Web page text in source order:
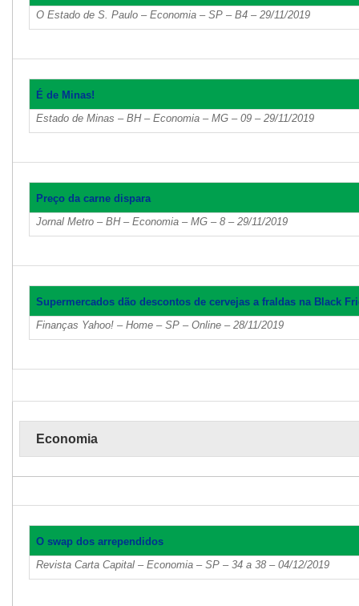
O Estado de S. Paulo – Economia – SP – B4 – 29/11/2019
É de Minas!
Estado de Minas – BH – Economia – MG – 09 – 29/11/2019
Preço da carne dispara
Jornal Metro – BH – Economia – MG – 8 – 29/11/2019
Supermercados dão descontos de cervejas a fraldas na Black
Finanças Yahoo! – Home – SP – Online – 28/11/2019
Economia
O swap dos arrependidos
Revista Carta Capital – Economia – SP – 34 a 38 – 04/12/2019